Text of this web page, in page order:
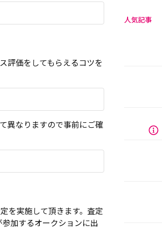
評価をしてもらえるコツを
異なりますので事前にご確
を実施して頂きます。査定
加するオークションに出
人気記事